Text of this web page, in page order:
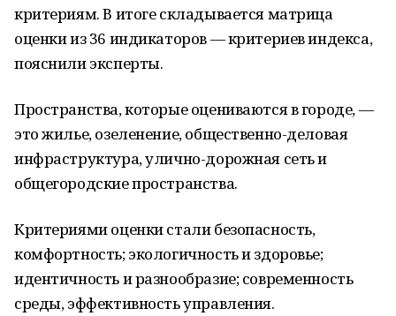
критериям. В итоге складывается матрица
оценки из 36 индикаторов — критериев индекса,
пояснили эксперты.
Пространства, которые оцениваются в городе, —
это жилье, озеленение, общественно-деловая
инфраструктура, улично-дорожная сеть и
общегородские пространства.
Критериями оценки стали безопасность,
комфортность; экологичность и здоровье;
идентичность и разнообразие; современность
среды, эффективность управления.